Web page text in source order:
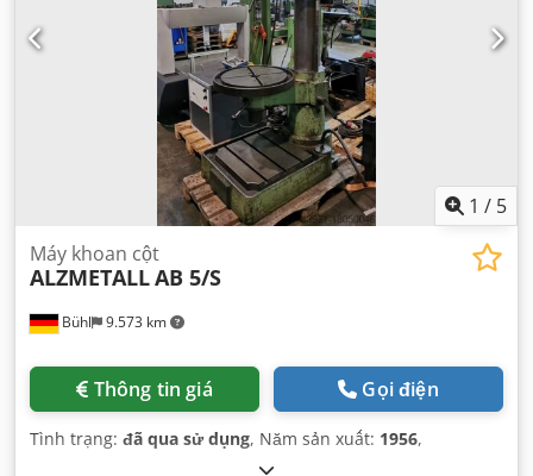
1 / 5
Bühl 9.573 km
Máy khoan cột
ALZMETALLAB 5/S
Thông tin giá Gọi điện
Tình trạng: đã qua sử dụng, Năm sản xuất: 1956,